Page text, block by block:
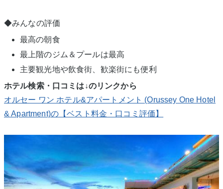
◆みんなの評価
最高の朝食
最上階のジム＆プールは最高
主要観光地や飲食街、歓楽街にも便利
ホテル検索・口コミは↓のリンクから
オルセー ワン ホテル&アパートメント (Orussey One Hotel
& Apartment)の【ベスト料金・口コミ評価】